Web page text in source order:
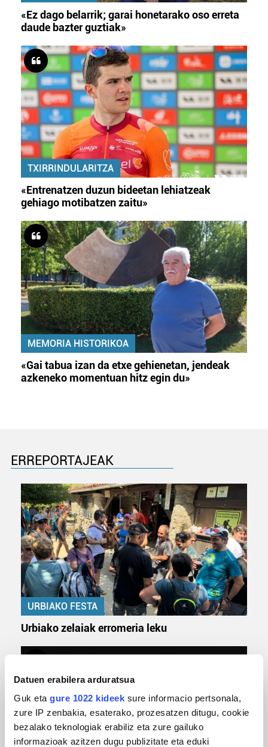
Datuen erabilera arduratsua
Guk eta gure 1022 kideek sure informacio pertsonala,
zure IP zenbakia, esaterako, prozesatzen ditugu, cookie
bezalako teknologiak erabiliz eta zure gailuko
informazioak azitzen dugu publizitate eta eduki
«Ez dago belarrik; garai honetarako oso erreta
daude bazter guztiak»
TXIRRINDULARITZA
«Entrenatzen duzun bideetan lehiatzeak
gehiago motibatzen zaitu»
MEMORIA HISTORIKOA
«Gai tabua izan da etxe gehienetan, jendeak
azkeneko momentuan hitz egin du»
ERREPORTAJEAK
URBIAKO FESTA
Urbiako zelaiak erromeria leku